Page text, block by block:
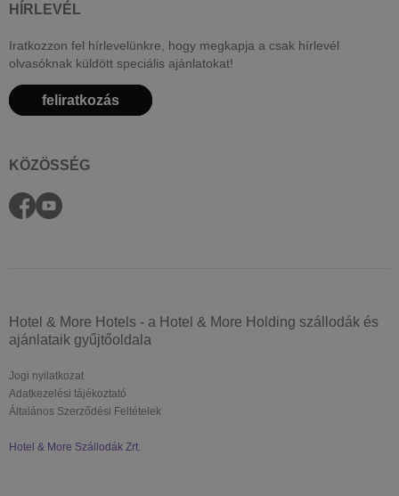
HÍRLEVÉL
Iratkozzon fel hírlevelünkre, hogy megkapja a csak hírlevél
olvasóknak küldött speciális ajánlatokat!
feliratkozás
KÖZÖSSÉG
Hotel & More Hotels - a Hotel & More Holding szállodák és
ajánlataik gyűjtőoldala
Jogi nyilatkozat
Adatkezelési tájékoztató
Általános Szerződési Feltételek
Hotel & More Szállodák Zrt.